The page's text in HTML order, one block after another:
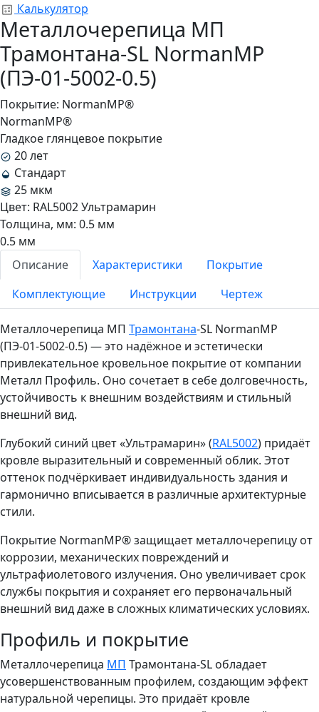
Калькулятор
Металлочерепица МП
Трамонтана-SL NormanMP
(ПЭ-01-5002-0.5)
Покрытие: NormanMP®
NormanMP®
Гладкое глянцевое покрытие
20 лет
Стандарт
25 мкм
Цвет: RAL5002 Ультрамарин
Толщина, мм: 0.5 мм
0.5 мм
Описание
Характеристики
Покрытие
Комплектующие
Инструкции Чертеж
Металлочерепица МП Трамонтана-SL NormanMP
(ПЭ-01-5002-0.5) — это надёжное и эстетически
привлекательное кровельное покрытие от компании
Металл Профиль. Оно сочетает в себе долговечность,
устойчивость к внешним воздействиям и стильный
внешний вид.
Глубокий синий цвет «Ультрамарин» (RAL5002) придаёт
кровле выразительный и современный облик. Этот
оттенок подчёркивает индивидуальность здания и
гармонично вписывается в различные архитектурные
стили.
Покрытие NormanMP® защищает металлочерепицу от
коррозии, механических повреждений и
ультрафиолетового излучения. Оно увеличивает срок
службы покрытия и сохраняет его первоначальный
внешний вид даже в сложных климатических условиях.
Профиль и покрытие
Металлочерепица МП Трамонтана-SL обладает
усовершенствованным профилем, создающим эффект
натуральной черепицы. Это придаёт кровле